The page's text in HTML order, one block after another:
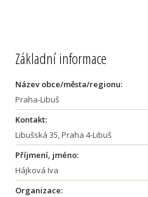
Základní informace
Název obce/města/regionu:
Praha-Libuš
Kontakt:
Libušská 35, Praha 4-Libuš
Příjmení, jméno:
Hájková Iva
Organizace: